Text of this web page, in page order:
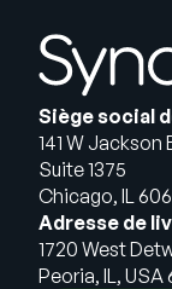
Siège social
141 W Jackson
Suite 1375
Chicago, IL
Adresse de
1720 West
Peoria, IL, USA